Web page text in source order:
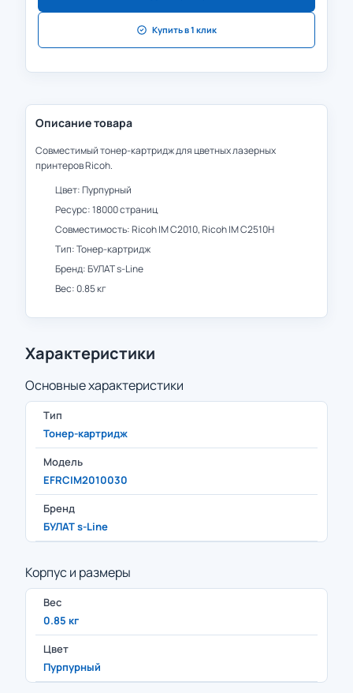
Купить в 1 клик
Описание товара
Совместимый тонер-картридж для цветных лазерных
принтеров Ricoh.
Цвет: Пурпурный
Ресурс: 18000 страниц
Совместимость: Ricoh IM C2010, Ricoh IM C2510H
Тип: Тонер-картридж
Бренд: БУЛАТ s-Line
Вес: 0.85 кг
Характеристики
Основные характеристики
Тип
Тонер-картридж
Модель
EFRCIM2010030
Бренд
БУЛАТ s-Line
Корпус и размеры
Вес
0.85 кг
Цвет
Пурпурный